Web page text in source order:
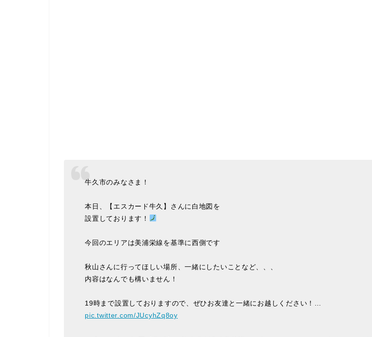
牛久市のみなさま！
本日、【エスカード牛久】さんに白地図を
設置しております！
今回のエリアは美浦栄線を基準に西側です
秋山さんに行ってほしい場所、一緒にしたいことなど、、、
内容はなんでも構いません！
19時まで設置しておりますので、ぜひお友達と一緒にお越しください！…
pic.twitter.com/JUcyhZq8oy